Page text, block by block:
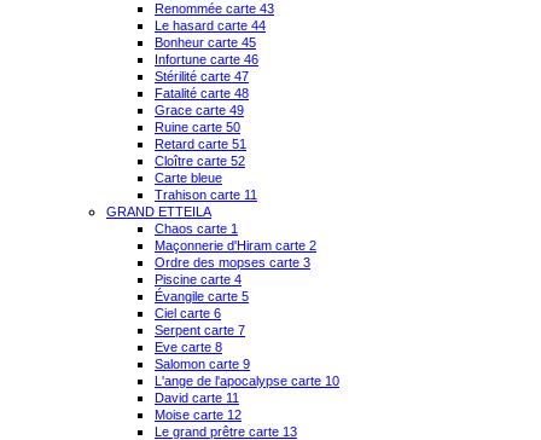
Renommée carte 43
Le hasard carte 44
Bonheur carte 45
Infortune carte 46
Stérilité carte 47
Fatalité carte 48
Grace carte 49
Ruine carte 50
Retard carte 51
Cloître carte 52
Carte bleue
Trahison carte 11
GRAND ETTEILA
Chaos carte 1
Maçonnerie d'Hiram carte 2
Ordre des mopses carte 3
Piscine carte 4
Évangile carte 5
Ciel carte 6
Serpent carte 7
Eve carte 8
Salomon carte 9
L'ange de l'apocalypse carte 10
David carte 11
Moise carte 12
Le grand prêtre carte 13